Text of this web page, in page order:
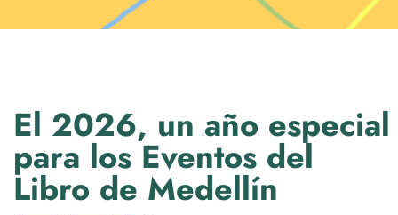
El 2026, un año especial
para los Eventos del
Libro de Medellín